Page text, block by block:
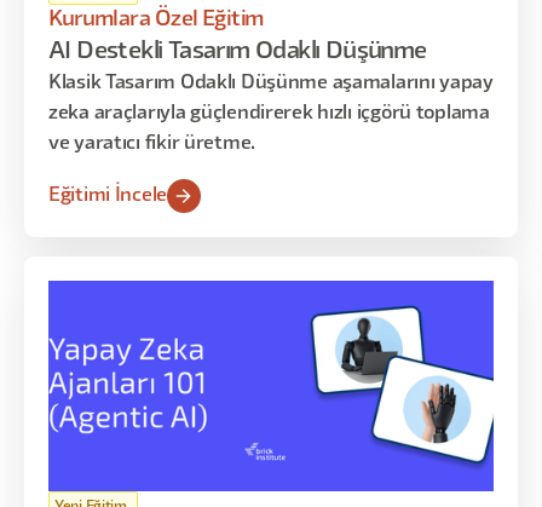
Kurumlara Özel Eğitim
AI Destekli Tasarım Odaklı Düşünme
Klasik Tasarım Odaklı Düşünme aşamalarını yapay
zeka araçlarıyla güçlendirerek hızlı içgörü toplama
ve yaratıcı fikir üretme.
Eğitimi İncele